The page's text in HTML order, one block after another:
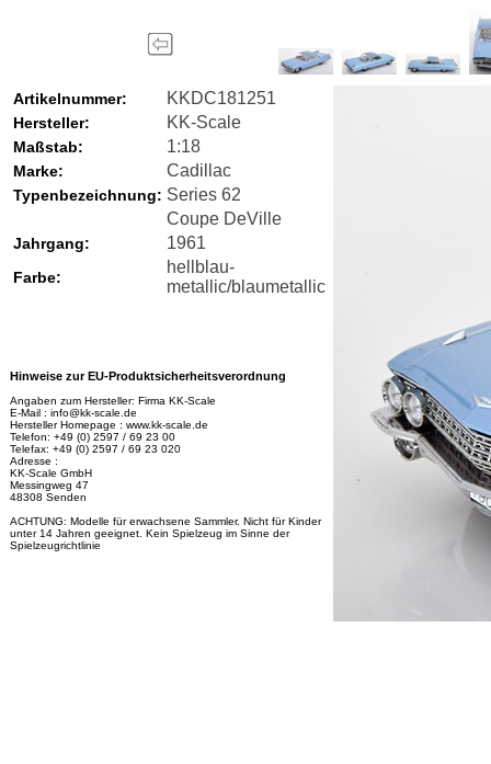
Artikelnummer: KKDC181251
Hersteller: KK-Scale
Maßstab: 1:18
Marke: Cadillac
Typenbezeichnung: Series 62
Coupe DeVille
Jahrgang: 1961
Farbe:
hellblau-
metallic/blaumetallic
Hinweise zur EU-Produktsicherheitsverordnung
Angaben zum Hersteller: Firma KK-Scale
E-Mail : info@kk-scale.de
Hersteller Homepage : www.kk-scale.de
Telefon: +49 (0) 2597 / 69 23 00
Telefax: +49 (0) 2597 / 69 23 020
Adresse :
KK-Scale GmbH
Messingweg 47
48308 Senden
ACHTUNG: Modelle für erwachsene Sammler. Nicht für Kinder
unter 14 Jahren geeignet. Kein Spielzeug im Sinne der
Spielzeugrichtlinie